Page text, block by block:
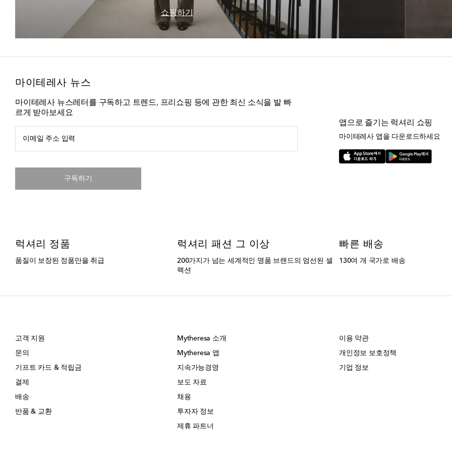
쇼핑하기
마이테레사 뉴스
마이테레사 뉴스레터를 구독하고 트렌드, 프리쇼핑 등에 관한 최신 소식을 발 빠
르게 받아보세요
이메일 주소 입력
구독하기
앱으로 즐기는 럭셔리 쇼핑
마이테레사 앱을 다운로드하세요
럭셔리 정품
품질이 보장된 정품만을 취급
럭셔리 패션 그 이상
200가지가 넘는 세계적인 명품 브랜드의 엄선된 셀
렉션
빠른 배송
130여 개 국가로 배송
고객 지원
문의
기프트 카드 & 적립금
결제
배송
반품 & 교환
Mytheresa 소개
Mytheresa 앱
지속가능경영
보도 자료
채용
투자자 정보
제휴 파트너
이용 약관
개인정보 보호정책
기업 정보